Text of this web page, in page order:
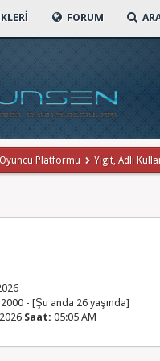
FORUM
Platformu Yigit, Adlı
- [Şu anda 26 yaşında]
Saat: 05:05 AM